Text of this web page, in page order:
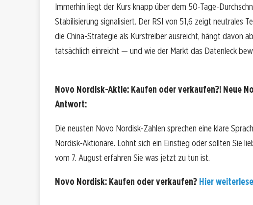
Immerhin liegt der Kurs knapp über dem 50-Tage-
Stabilisierung signalisiert. Der RSI von 51,6 zeigt neutrales
die China-Strategie als Kurstreiber ausreicht, hängt davon
tatsächlich einreicht — und wie der Markt das Datenleck
Novo Nordisk-Aktie: Kaufen oder verkaufen?! Neue
Antwort:
Die neusten Novo Nordisk-Zahlen sprechen eine klare
Nordisk-Aktionäre. Lohnt sich ein Einstieg oder sollten Sie
vom 7. August erfahren Sie was jetzt zu tun ist.
Novo Nordisk: Kaufen oder verkaufen? Hier